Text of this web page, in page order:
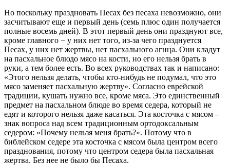
Но поскольку праздновать Песах без песаха невозможно, они
засчитывают еще и первый день (семь плюс один получается
полные восемь дней). В этот первый день они празднуют все,
кроме главного − у них нет того, из-за чего празднуется
Песах, у них нет жертвы, нет пасхального агнца. Они кладут
на пасхальное блюдо мясо на кости, но его нельзя брать в
руки, а тем более есть. Во всех руководствах так и написано:
«Этого нельзя делать, чтобы кто-нибудь не подумал, что это
мясо заменяет пасхальную жертву». Согласно еврейской
традиции, кушать нужно все, кроме мяса. Это единственный
предмет на пасхальном блюде во время седера, который не
едят и которого нельзя даже касаться. Эта косточка с мясом –
знак вопроса над всем традиционным ортодоксальным
седером: «Почему нельзя меня брать?». Потому что в
библейском седере эта косточка с мясом была центром всего
празднования, потому что центром седера была пасхальная
жертва. Без нее не было бы Песаха.